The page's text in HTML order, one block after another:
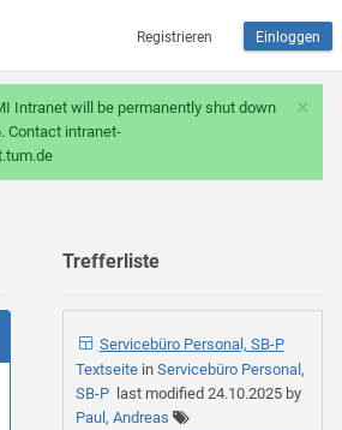
Registrieren Einloggen
×
Intranet will be permanently shut down
Contact intranet-
Trefferliste
Servicebüro Personal, SB-P
Textseite in Servicebüro Personal,
SB-Plast modified 24.10.2025by
Paul, Andreas